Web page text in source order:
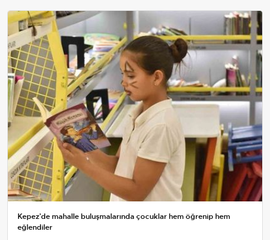
Kepez’de mahalle buluşmalarında çocuklar hem öğrenip hem
eğlendiler